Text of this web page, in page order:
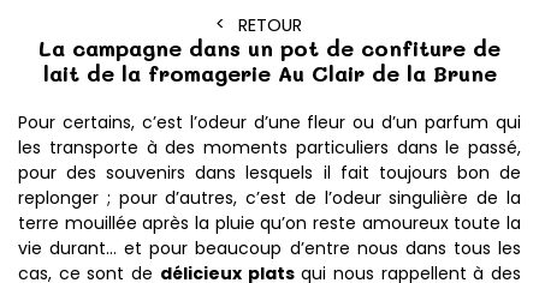
RETOUR
La campagne dans un pot de confiture de
lait de la fromagerie Au Clair de la Brune
Pour certains, c’est l’odeur d’une fleur ou d’un parfum qui
les transporte à des moments particuliers dans le passé,
pour des souvenirs dans lesquels il fait toujours bon de
replonger ; pour d’autres, c’est de l’odeur singulière de la
terre mouillée après la pluie qu’on reste amoureux toute la
vie durant… et pour beaucoup d’entre nous dans tous les
cas, ce sont de délicieux platsqui nous rappellent à des